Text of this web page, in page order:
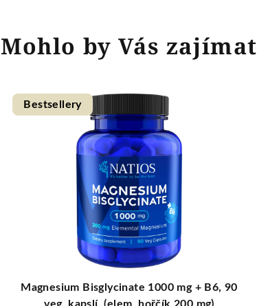
Mohlo by Vás zajímat
Bestsellery
Magnesium Bisglycinate 1000 mg + B6, 90